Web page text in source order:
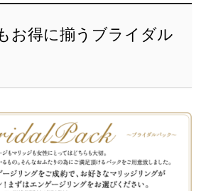
お得に揃うブライダル